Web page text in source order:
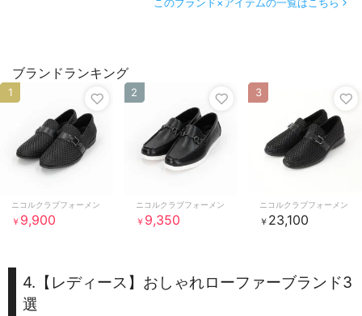
ブランドランキング
ニコルクラブフォーメン
￥ 9,900
1
ニコルクラブフォーメン
￥ 9,350
2
ニコルクラブフォーメン
￥ 23,100
3
4.【レディース】おしゃれローファーブランド3
選